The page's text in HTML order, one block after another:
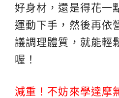
好身材，還是得花一
運動下手，然後再依
議調理體質，就能輕
喔！
減重！不妨來學達摩